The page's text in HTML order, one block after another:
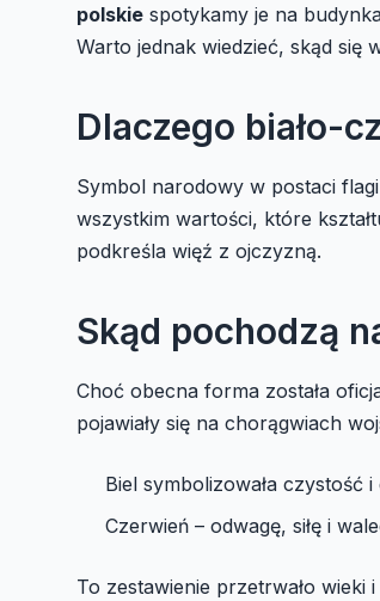
polskie spotykamy je na
Warto jednak wiedzieć, skąd się
Dlaczego biało-
Symbol narodowy w postaci
wszystkim wartości, które
podkreśla więź z ojczyzną.
Skąd pochodzą
Choć obecna forma została
pojawiały się na chorągwiach
Biel symbolizowała czystość
Czerwień – odwagę, siłę i
To zestawienie przetrwało